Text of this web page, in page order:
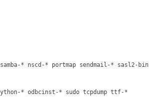
* nscd-* portmap sendmail-* sasl2-bin
* odbcinst-* sudo tcpdump ttf-*